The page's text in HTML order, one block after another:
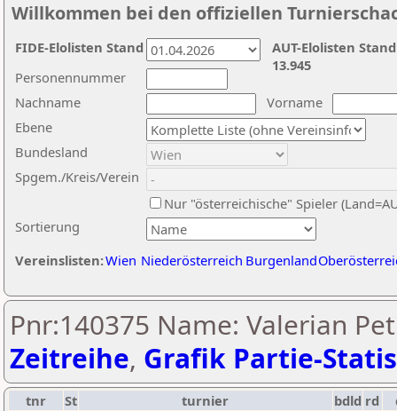
Willkommen bei den offiziellen
Nachname
Vorname
Ebene
Sortierung
Personennummer
Bundesland
Spgem./Kreis/Verein
Nur "österreichische" Spieler
Vereinslisten:Wien Niederösterreich Burgenland
AUT-Elolisten
13.945
FIDE-Elolisten Stand
Pnr:140375 Name: Valerian
Zeitreihe, Grafik Partie-
tnr St turnier bdld rd